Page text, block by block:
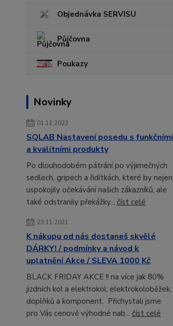
Objednávka SERVISU
Půjčovna
Poukazy
Novinky
01.11.2023
SQLAB Nastavení posedu s funkčními
a kvalitními produkty
Po dlouhodobém pátrání po výjimečných
sedlech, gripech a řidítkách, které by nejen
uspokojily očekávání našich zákazníků, ale
také odstranily překážky... číst celé
23.11.2021
K nákupu od nás dostaneš skvělé
DÁRKY! / podmínky a návod k
uplatnění Akce / SLEVA 1000 Kč
BLACK FRIDAY AKCE !! na více jak 80%
jizdních kol a elektrokol, elektrokoloběžek,
doplňků a komponent. Přichystali jsme
pro Vás cenově výhodné nab... číst celé